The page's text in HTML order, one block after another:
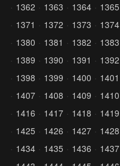
1362
1363 1364 1365
1371
1372 1373 1374
1380
1381 1382 1383
1389
1390 1391 1392
1398
1399 1400 1401
1407
1408 1409 1410
1416
1417 1418 1419
1425
1426 1427 1428
1434
1435 1436 1437